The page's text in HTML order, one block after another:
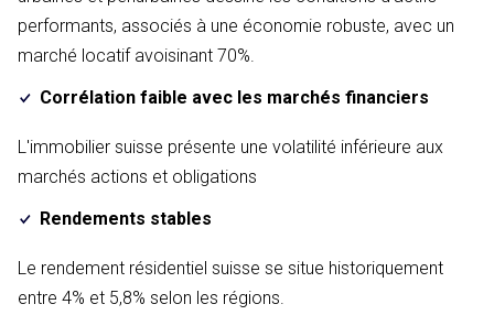
performants, associés à une économie robuste, avec un
marché locatif avoisinant 70%.
Corrélation faible avec les marchés financiers
L'immobilier suisse présente une volatilité inférieure aux
marchés actions et obligations
Rendements stables
Le rendement résidentiel suisse se situe historiquement
entre 4% et 5,8% selon les régions.